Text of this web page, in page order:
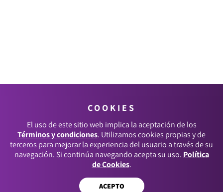
COOKIES
El uso de este sitio web implica la aceptación de los
Términos y condiciones. Utilizamos cookies propias y de
terceros para mejorar la experiencia del usuario a través de su
navegación. Si continúa navegando acepta su uso. Política
de Cookies.
ACEPTO